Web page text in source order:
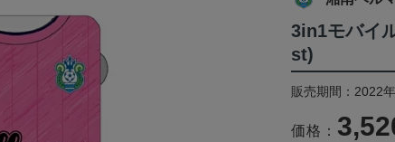
3in1モバイ
st)
販売期間：2022
価格：